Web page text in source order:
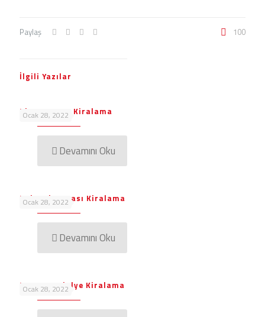
Paylaş 100
İlgili Yazılar
Ocak 28, 2022
Bistro Masa Kiralama
Devamını Oku
Ocak 28, 2022
Kokteyl Masası Kiralama
Devamını Oku
Ocak 28, 2022
Masa Sandalye Kiralama